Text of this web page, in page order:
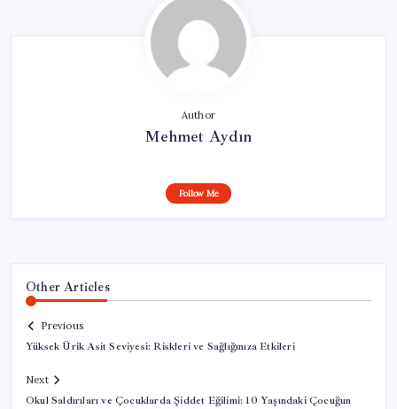
Author
Mehmet Aydın
Follow Me
Other Articles
Previous
Yüksek Ürik Asit Seviyesi: Riskleri ve Sağlığınıza Etkileri
Next
Okul Saldırıları ve Çocuklarda Şiddet Eğilimi: 10 Yaşındaki Çocuğun